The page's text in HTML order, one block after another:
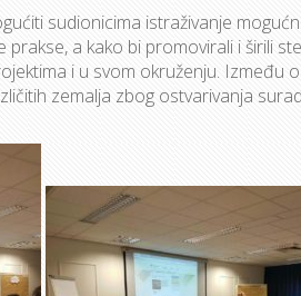
sudionicima istraživanje
a kako bi promovirali i širili
i u svom okruženju. Između
zemalja zbog ostvarivanja